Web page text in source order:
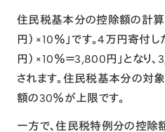
住民税基本分の控除額の計算
円）×10％」です。4万円寄付し
円）×10％＝3,800円」となり
されます。住民税基本分の対
額の30％が上限です。
一方で、住民税特例分の控除